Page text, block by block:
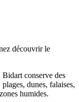
découvrir le
conserve des
dunes, falaises,
humides.